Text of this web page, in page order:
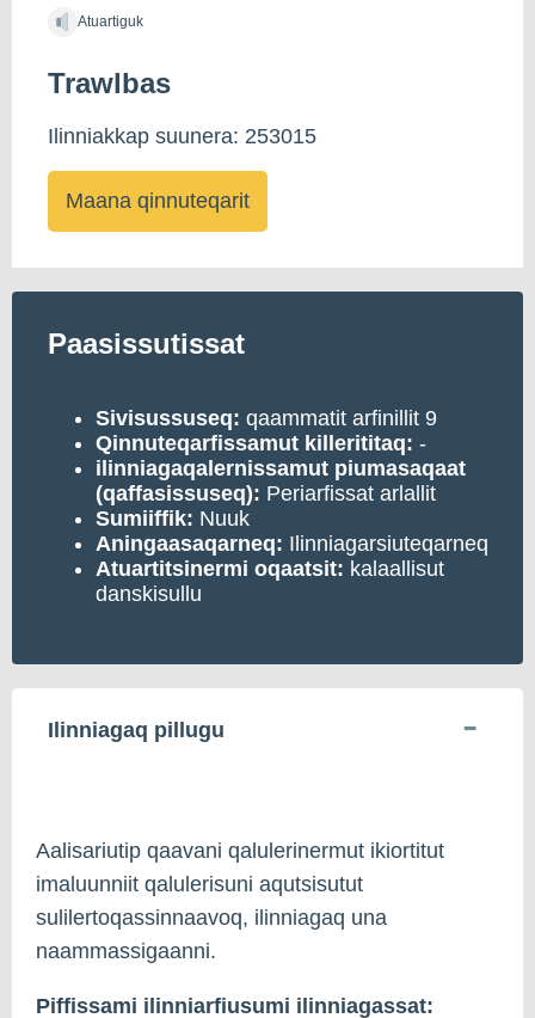
Atuartiguk
Trawlbas
Ilinniakkap suunera: 253015
Maana qinnuteqarit
Paasissutissat
Sivisussuseq: qaammatit arfinillit 9
Qinnuteqarfissamut killerititaq: -
ilinniagaqalernissamut piumasaqaat
(qaffasissuseq): Periarfissat arlallit
Sumiiffik: Nuuk
Aningaasaqarneq: Ilinniagarsiuteqarneq
Atuartitsinermi oqaatsit: kalaallisut
danskisullu
Ilinniagaq pillugu
Aalisariutip qaavani qalulerinermut ikiortitut
imaluunniit qalulerisuni aqutsisutut
sulilertoqassinnaavoq, ilinniagaq una
naammassigaanni.
Piffissami ilinniarfiusumi ilinniagassat: